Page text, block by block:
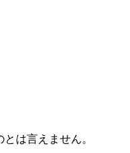
は言えません。